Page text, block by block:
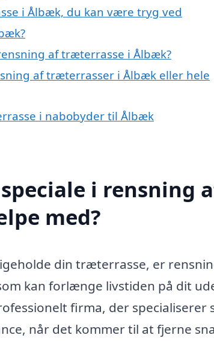
i Ålbæk, du kan være tryg ved
af træterrasse i Ålbæk?
af træterrasser i Ålbæk eller hele
i nabobyder til Ålbæk
i rensning
med?
din træterrasse, er
kan forlænge livstiden på dit
firma, der specialiserer
når det kommer til at fjerne